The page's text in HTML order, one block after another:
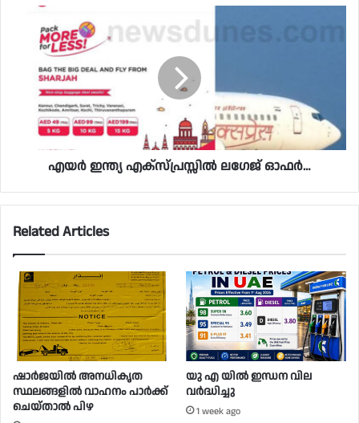
എയർ ഇന്ത്യ എക്സ്പ്രസ്സിൽ ലഗേജ് ഓഫർ…
Related Articles
ഷാർജയിൽ അനധികൃത
സ്ഥലങ്ങളിൽ വാഹനം പാർക്ക്
ചെയ്താൽ പിഴ
യു എ യിൽ ഇന്ധന വില
വർദ്ധിച്ചു
1 week ago